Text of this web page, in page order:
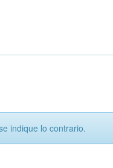
indique lo contrario.